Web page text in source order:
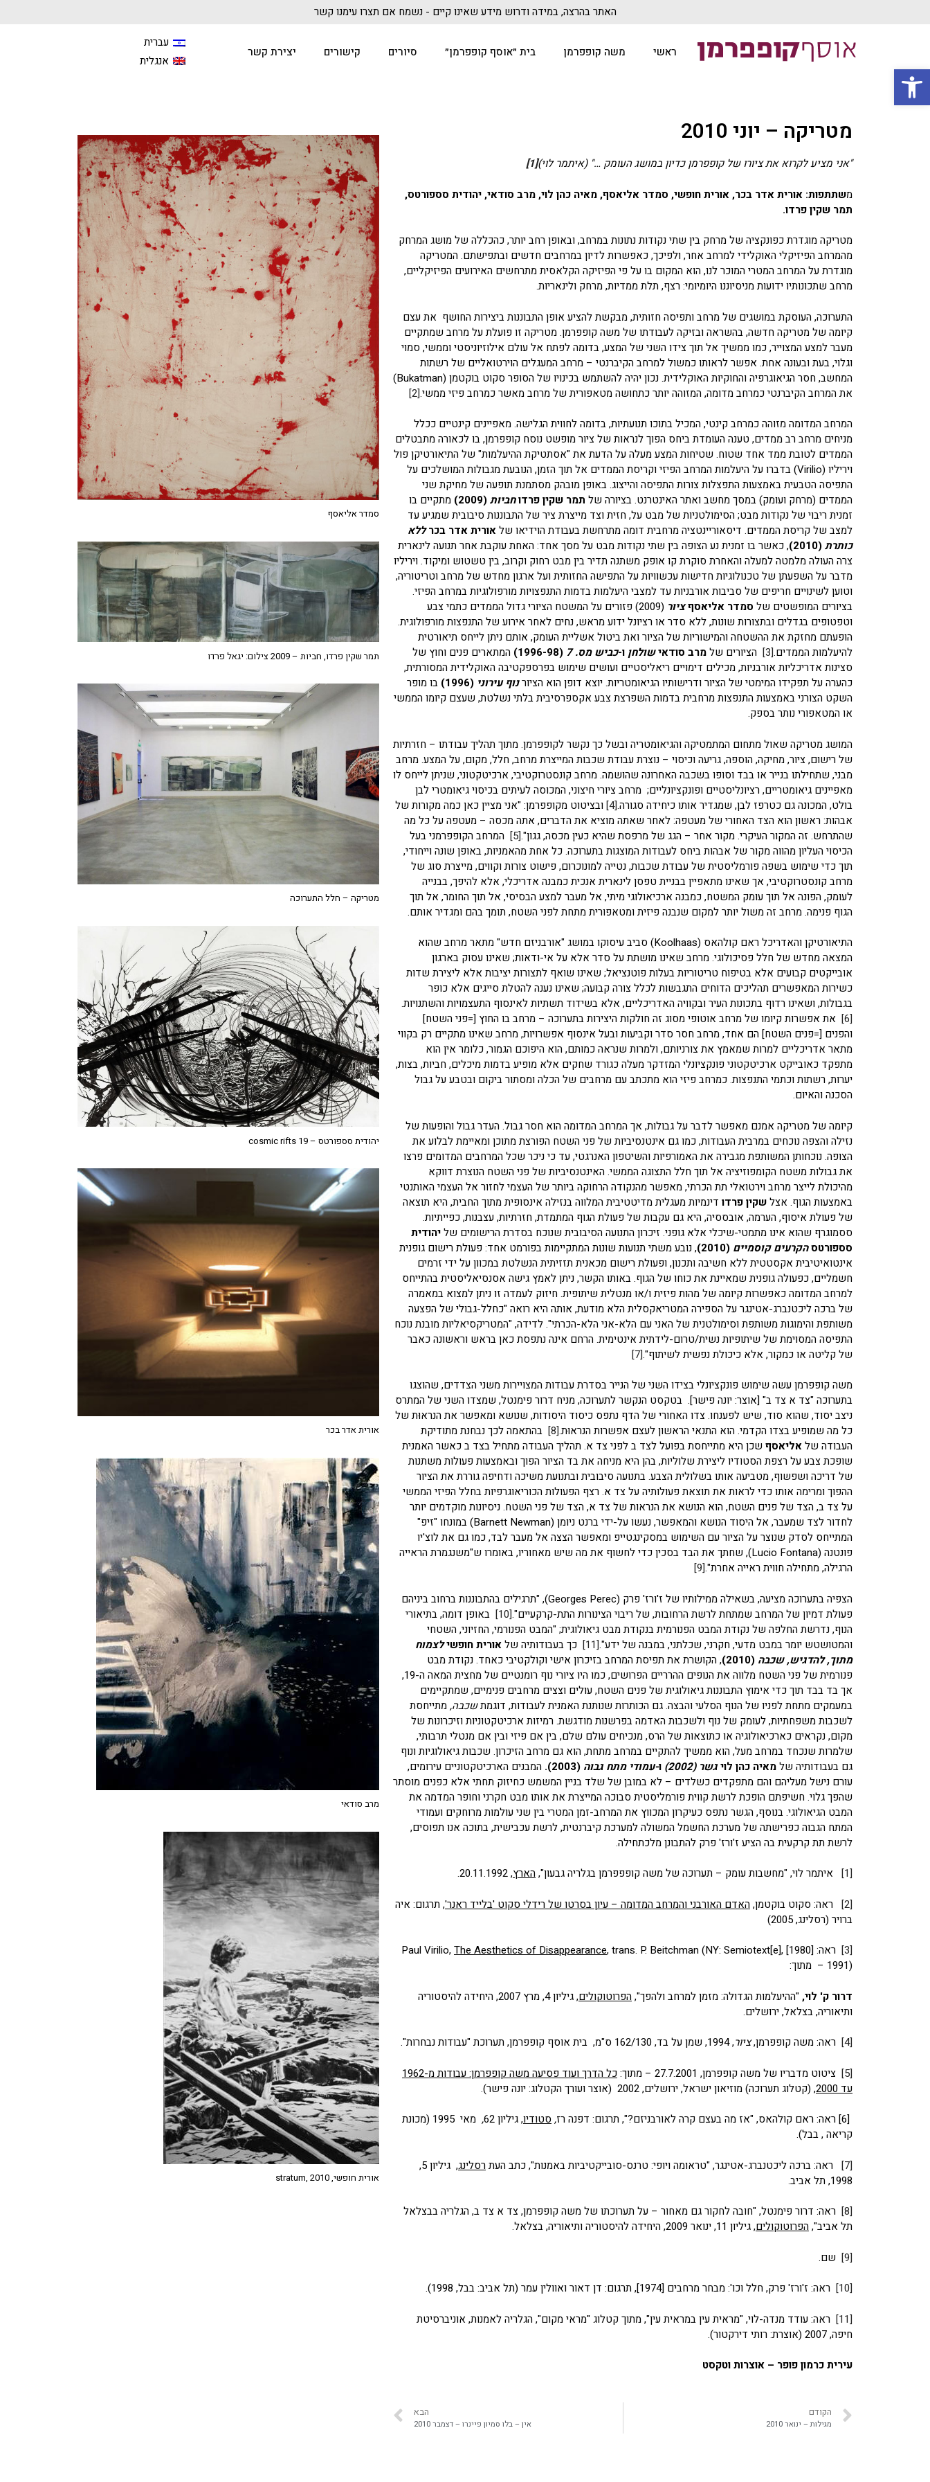
האתר בהרצה, במידה ודרוש מידע שאינו קיים - נשמח אם תצרו עימנו קשר
ראשי משה קופפרמן בית ״אוסף קופפרמן״ סיורים קישורים יצירת קשר
עברית
אנגלית
מטריקה – יוני 2010
"אני מציע לקרוא את ציורו של קופפרמן כדיון במושג העומק …" (איתמר לוי)
[1]
משתתפות: אורית אדר בכר, אורית חופשי, סמדר אליאסף, מאיה כהן לוי, מרב סודאי, יהודית סספורטס,
תמר שקין פרדו.
מטריקה מוגדרת כפונקציה של מרחק בין שתי נקודות נתונות במרחב, ובאופן רחב יותר, כהכללה של מושג המרחק
מהמרחב הפיזיקלי האוקלידי למרחב אחר, ולפיכך, כאפשרות לדיון במרחבים חדשים ובתפישתם. המטריקה
מוגדרת על המרחב המטרי המוכר לנו, הוא המקום בו על פי הפיזיקה הקלאסית מתרחשים האירועים הפיזיקליים,
מרחב שתכונותיו ידועות מניסיוננו היומיומי: רצף, תלת ממדיות, מרחק ולינאריות.
התערוכה, העוסקת במושגים של מרחב ותפיסה חזותית, מבקשת להציע אופן התבוננות ביצירות החושף את עצם
קיומה של מטריקה חדשה, בהשראה ובזיקה לעבודתו של משה קופפרמן. מטריקה זו פועלת על מרחב שמתקיים
מעבר למצע המצוייר, כמו ממשיך אל תוך צידו השני של המצע, בדומה לפתח אל עולם אילוזיוניסטי וממשי, סמוי
וגלוי, בעת ובעונה אחת. אפשר לראותו כמשול למרחב הקיברנטי – מרחב המעגלים הוירטואליים של רשתות
המחשב, חסר הגיאוגרפיה והחוקיות האוקלידית. נכון יהיה להשתמש בכינויו של הסופר סקוט בוקטמן (Bukatman)
את המרחב הקיברנטי כמרחב מדומה, המזוהה יותר כתחושה מטאפורית של מרחב מאשר כמרחב פיזי ממשי.[2]
המרחב המדומה מזוהה כמרחב קינטי, המכיל בתוכו תנועתיות, בדומה לחווית הגלישה. מאפיינים קינטיים ככלל
מניחים מרחב רב ממדים, טענה העומדת ביחס הפוך לנראות של ציור מופשט נוסח קופפרמן, בו לכאורה מתבטלים
הממדים לטובת ממד אחד שטוח. שטיחות המצע מעלה על הדעת את "אסתטיקת ההיעלמות" של התיאורטיקן פול
ויריליו (Virilio) בדברו על היעלמות המרחב הפיזי וקריסת הממדים אל תוך הזמן, הנובעת מגבולות המושלכים על
התפיסה הטבעית באמצעות התפצלות צורות התפיסה והייצוג. באופן מובהק מסתמנת תופעה של מחיקת שני
הממדים (מרחק ועומק) במסך מחשב ואתר האינטרנט. בציורה של תמר שקין פרדוחביות(2009)
מתקיים בו
זמנית ריבוי של נקודות מבט; הסימולטניות של מבט על, חזית וצד מייצרת ציר של התבוננות סיבובית שמגיע עד
למצב של קריסת הממדים. דיסאוריינטציה מרחבית דומה מתרחשת בעבודת הוידיאו שלאורית אדר בכרללא
כותרת(2010)
, כאשר בו זמנית נע הצופה בין שתי נקודות מבט על מסך אחד: האחת עוקבת אחר תנועה לינארית
צרה העולה מלמטה למעלה והאחרת סוקרת קו אופק משתנה תדיר בין מבט רחוק וקרוב, בין טשטוש ומיקוד. ויריליו
מדבר על השפעתן של טכנולוגיות חדישות עכשוויות על התפישה החזותית ועל ארגון מחדש של מרחב וטריטוריה,
וטוען לשינויים חריפים של סביבות אורבניות עד למצבי היעלמות בדמות התנפצויות מורפולוגיות במרחב הפיזי.
בציורים המופשטים של סמדר אליאסףציור
(2009) פזורים על המשטח הציורי גדול הממדים כתמי צבע
וטפטופים בגדלים ובתצורות שונות, ללא סדר או רציונל ידוע מראש, נחים לאחר אירוע של התנפצות מורפולוגית.
הופעתם מחזקת את ההשטחה והמישוריות של הציור ואת ביטול אשליית העומק, אותם ניתן לייחס תיאורטית
להיעלמות הממדים.[3] הציורים שלמרב סודאישולחן ו-כביש מס. 7 (1996-98)
המתארים פנים וחוץ של
סצינות אדריכליות אורבניות, מכילים דימויים ריאליסטיים ועושים שימוש בפרספקטיבה האוקלידית המסורתית,
כהערה על תפקידו המימטי של הציור ודרישותיו הגיאומטריות. יוצא דופן הוא הציורנוף עירוני (1996)
בו מופר
השקט הצורני באמצעות התנפצות מרחבית בדמות השפרצת צבע אקספרסיבית בלתי נשלטת, שעצם קיומו הממשי
או המטאפורי נותר בספק.
המושג מטריקה שאול מתחום המתמטיקה והגיאומטריה ובשל כך נקשר לקופפרמן. מתוך תהליך עבודתו – חזרתיות
של רישום, ציור, מחיקה, הוספה, גריעה וכיסוי – נוצרת עבודת שכבות המייצרת מרחב, חלל, מקום, על המצע. מרחב
מבני, שתחילתו בנייר או בבד וסופו בשכבה האחרונה שהושמה. מרחב קונסטרוקטיבי, ארכיטקטוני, שניתן לייחס לו
מאפיינים גיאומטריים, רציונליסטיים ופונקציונליים; מרחב ציורי חיצוני, המכוסה לעיתים בכיסוי גיאומטרי לבן
בולט, המכונה גם כטרפז לבן, שמגדיר אותו כיחידה סגורה.[4]
ובציטוט מקופפרמן: "אני מציין כאן כמה מקורות של
אבהות: ראשון הוא הצד האחורי של מעטפה: לאחר שאתה מוציא את הדברים, אתה מכסה – מעטפה על כל מה
שהתרחש. זה המקור העיקרי. מקור אחר – הגג של מרפסת שהיא כעין מכסה, גגון".[5]
המרחב הקופפרמני בעל
הכיסוי העליון מהווה מקור של אבהות ביחס לעבודות המוצגות בתערוכה. כל אחת מהאמניות, באופן שונה וייחודי,
תוך כדי שימוש בשפה פורמליסטית של עבודת שכבות, נטייה למונוכרום, פישוט צורות וקווים, מייצרת סוג של
מרחב קונסטרוקטיבי, אך שאינו מתאפיין בבניית טפסן לינארית אנכית כמבנה אדריכלי, אלא להיפך, בבנייה
לעומק, הפונה אל תוך עומק המשטח, כמבנה ארכיאולוגי מיתי, אל מעבר למצע הבסיסי, אל תוך החומר, אל תוך
הגוף פנימה. מרחב זה משול יותר למקום שנבנה פיזית ומטאפורית מתחת לפני השטח, תומך בהם ומגדיר אותם.
התיאורטיקן והאדריכל ראם קולהאס (Koolhaas) סביב עיסוקו במושג "אורבניזם חדש" מתאר מרחב שהוא
המצאה מחדש של חלל פסיכולוגי. מרחב שאינו מושתת על סדר אלא על אי-ודאות; שאינו עסוק בארגון
אובייקטים קבועים אלא בטיפוח טריטוריות בעלות פוטנציאל; שאינו שואף לתצורות יציבות אלא ליצירת שדות
כשירות המאפשרים תהליכים הדוחים התגבשות לכלל צורה קבועה; שאינו נענה להטלת סייגים אלא כופר
בגבולות, ושאינו רדוף בתכונות העיר ובקוויה האדריכליים, אלא בשידוד תשתיות לאינסוף התעצמויות והשתנויות.
[6]
את אפשרות קיומו של מרחב אוטופי מסוג זה חולקות היצירות בתערוכה – מרחב בו החוץ [=פני השטח]
והפנים [=פנים השטח] הם אחד, מרחב חסר סדר וקביעות ובעל אינסוף אפשרויות, מרחב שאינו מתקיים רק בקווי
מתאר אדריכליים למרות שמאמץ את צורניותם, ולמרות שנראה כמותם, הוא היפוכם הגמור, כלומר אין הוא
מתפקד כאובייקט ארכיטקטוני פונקציונלי המזדקר מעלה כגורד שחקים אלא מופיע בדמות מיכלים, חביות, בצות,
יערות, רשתות וכתמי התנפצות. כמרחב פיזי הוא מתכתב עם מרחבים של הכלה ומסתור ביקום ובטבע על גבול
הסכנה והאיום.
קיומה של מטריקה אמנם מאפשר לדבר על גבולות, אך המרחב המדומה הוא חסר גבול. העדר גבול והופעות של
נזילה והצפה נוכחים במרבית העבודות, כמו גם אינטנסיביות של פני השטח הפורצת מתוכן ומאיימת לבלוע את
הצופה. נוכחותן המשותפת מגבירה את האמורפיות והשיטפון האנרגטי, עד כי ניכר שכל המרחבים המדומים פרצו
את גבולות משטח הקומפוזיציה אל תוך חלל התצוגה הממשי. האינטנסיביות של פני השטח הנוצרת דווקא
מהיכולת לייצר מרחב וירטואלי תת הכרתי, מאפשר מהנקודה הרחוקה ביותר של העצמי לחזור אל העצמי האותנטי
באמצעות הגוף. אצלשקין פרדו דינמיות מעגלית מדיטטיבית המלווה בנזילה אינסופית מתוך החבית, היא תוצאה
של פעולת איסוף, הערמה, אובססיה, היא גם עקבות של פעולת הגוף המתמדת, חזרתיות, עצבנות, כפייתיות.
ססמוגרף שהוא אינו מתמטי-שיכלי אלא גופני. זיכרון התנועה הסיבובית שנוכח בסדרת הרישומים שליהודית
סספורטסהקרעים קוסמיים (2010)
, נובע משתי תנועות שונות המתקיימות בפורמט אחד: פעולת רישום גופנית
אינטואיטיבית אקסטטית ללא חשיבה ותכנון, ופעולת רישום מכאנית תזזיתית הנשלטת במכוון על ידי זרמים
חשמליים, כפעולה גופנית שמאיינת את כוחו של הגוף. באותו הקשר, ניתן לאמץ גישה אסנסיאליסטית בהתייחס
למרחב המדומה כאפשרות קיומה של מהות פיזית ו/או מנטלית שיתופית. חיזוק לעמדה זו ניתן למצוא במאמרה
של ברכה ליכטנברג-אטינגר על הספירה המטריאקסלית הלא מודעת, אותה היא רואה "כחלל-גבולי של הפצעה
משותפת והימוגות משותפת וסימולטנית של האני עם הלא-אני הלא-הכרתי". לדידה, "המטריקסיאליות מובנת נוכח
התפיסה המסוימת של שיתופיות נשית/טרום-לידתית אינטימית. הרחם אינה נתפסת כאן בראש וראשונה כאבר
של קליטה או כמקור, אלא כיכולת נפשית לשיתוף".[7]
משה קופפרמן עשה שימוש פונקציונלי בצידו השני של הנייר בסדרת עבודות המצויירות משני הצדדים, שהוצגו
בתערוכה "צד א צד ב" [אוצר: יונה פישר]. בטקסט הנקשר לתערוכה, מניח דרור פימנטל, שמצדו השני של המתרס
ניצב יסוד, שהוא סוד, שיש לפענחו. צדו האחורי של הדף נתפס כיסוד היסודות, שנושא ומאפשר את הנראוּת של
כל מה שמופיע בצדו הקדמי. הוא התנאי הראשון לעצם אפשרות הנראוּת.[8]
בהתאמה לכך נבחנת מתודיקת
העבודה שלאליאסף שכן היא מתייחסת בפועל לצד ב לפני צד א. תהליך העבודה מתחיל בצד ב כאשר האמנית
שופכת צבע על רצפת הסטודיו ליצירת שלוליות, בהן היא מניחה את בד הציור הפוך ובאמצעות פעולות משתנות
של דריכה ושפשוף, מטביעה אותו בשלולית הצבע. בתנועה סיבובית ובתנועת משיכה ודחיפה גוררת את הציור
ההפוך ומרימה אותו כדי לראות את תוצאת פעולותיה על צד א. רצף הפעולות הכוריאוגרפיות בחלל הפיזי הממשי
על צד ב, הצד של פנים השטח, הוא הנושא את הנראות של צד א, הצד של פני השטח. ניסיונות מוקדמים יותר
לחדור לצד שמעבר, אל היסוד הנושא והמאפשר, נעשו על-ידי ברנט ניומן (Barnett Newman) במונחו "זיפ"
המתייחס לסדק שנוצר על הציור עם השימוש במסקינגטייפ ומאפשר הצצה אל מעבר לבד, כמו גם את לוצ'יו
פונטנה (Lucio Fontana), שחתך את הבד בסכין כדי לחשוף את מה שיש מאחוריו, באומרו ש"משנגמרת הראייה
הרגילה, מתחילה חווית ראייה אחרת".[9]
הצפיה בתערוכה מציעה, בשאילה ממילותיו של ז'ורז' פרק (Georges Perec‏), "תרגילים בהתבוננות ברחוב ביניהם
פעולת דמיון של המרחב שמתחת לרשת הרחובות, של ריבוי הצינורות התת-קרקעיים".[10]
באופן דומה, בתיאורי
הנוף, נדרשת החלפה של נקודת המבט הפנורמית בנקודת מבט גיאולוגית; "המבט הפנורמי, החזיוני, השטחי
והמטושטש יומר במבט מדעי, חקרני, שכלתני, במבנה של ידע".[11] כך בעבודותיה שלאורית חופשילצמוח
מתוך, להדגיש, שכבה (2010)
, הקושרת את תפיסת המרחב בזיכרון אישי וקולקטיבי כאחד. נקודת מבט
פנורמית של פני השטח מלווה את הנופים ההרריים הפרושים, כמו היו ציורי נוף רומנטיים של מחצית המאה ה-19,
אך בד בבד תוך כדי אימוץ התבוננות גיאולוגית של פנים השטח, עולים וצצים מרחבים פנימיים, שמתקיימים
במעמקים מתחת לפניו של הנוף הסלעי והבצה. גם הכותרות שנותנת האמנית לעבודות, דוגמתשכבה,מתייחסת
לשכבות משפחתיות, לעומק של נוף ולשכבות האדמה בפרשנות מודגשת. רמיזות ארכיטקטוניות וזיכרונות של
מקום, נקראים כארכיאולוגיה או כתוצאות של הרס, מנכיחים עולם שלם, בין אם פיזי ובין אם מנטלי תרבותי,
שלמרות שנכחד במרחב מעל, הוא ממשיך להתקיים במרחב מתחת, הוא גם מרחב הזיכרון. שכבות גיאולוגיות ונוף
גם בעבודותיה שלמאיה כהן לויגשר (2002) ו-עמודי מתח גבוה (2003).
המבנים הארכיטקטוניים עירומים,
עורם נישל מעליהם והם מתפקדים כשלדים – לא במובן של שלד בניין המשמש כחיזוק תחתי אלא כפנים מוסתר
שהפך גלוי. חשיפתם הופכת לרשת קווית פורמליסטית סבוכה המייצרת את אותו מבט חקרני וחופר המדמה את
המבט הגיאולוגי. בנוסף, הגשר נתפס כעיקרון המכווץ את המרחב-זמן המטרי בין שני עולמות מרוחקים ועמודי
המתח הגבוה כפרישתה של מערכת החשמל המשולה למערכת קיברנטית, לרשת עכבישית, בתוכה אנו תפוסים,
לרשת תת קרקעית בה הציע ז'ורז' פרק להתבונן מלכתחילה.
[1] איתמר לוי, "מחשבות עומק – תערוכה של משה קופפפרמן בגלריה גבעון", הארץ, 20.11.1992.
[2] ראה: סקוט בוקטמן, האדם האורבני והמרחב המדומה – עיון בסרטו של רידלי סקוט 'בלייד ראנר', תרגום: איה
ברויר (רסלינג, 2005)
[3] ראה: Paul Virilio, The Aesthetics of Disappearance, trans. P. Beitchman (NY: Semiotext[e], [1980]
1991) – מתוך:
דרור ק' לוי, "ההיעלמות הגדולה: מזמן למרחב ולהפך", הפרוטוקולים
, גיליון 4, מרץ 2007, היחידה להיסטוריה
ותיאוריה, בצלאל, ירושלים.
[4] ראה: משה קופפרמן,ציור, 1994, שמן על בד, 162/130 ס"מ, בית אוסף קופפרמן, תערוכת "עבודות נבחרות".
[5] ציטוט מדבריו של משה קופפרמן, 27.7.2001 – מתוך:
כל הדרך ועוד פסיעה משה קופפרמן: עבודות מ-1962
עד 2000
, (קטלוג תערוכה) מוזיאון ישראל, ירושלים, 2002 (אוצר ועורך הקטלוג: יונה פישר).
[6] ראה: ראם קולהאס, "אז מה בעצם קרה לאורבניזם?", תרגום: דפנה רז , סטודיו, גיליון 62 ,
מאי 1995 (מכונת
קריאה , בבל).
[7] ראה: ברכה ליכטנברג-אטינגר, "טראומה ויופי: טרנס-סובייקטיביות באמנות", כתב העתרסלינג
, גיליון 5,
1998, תל אביב.
[8]
ראה: דרור פימנטל, "חובה לחקור גם מאחור – על תערוכתו של משה קופפרמן, צד א צד ב, הגלריה בבצלאל
תל אביב", הפרוטוקולים, גיליון 11, ינואר 2009, היחידה להיסטוריה ותיאוריה, בצלאל.
[9] שם.
[10] ראה: ז'ורז' פרק, חלל וכו': מבחר מרחבים [1974], תרגום: דן דאור ואוולין עמר (תל אביב: בבל, 1998).
[11]
ראה: עודד מנדה-לוי, "מראית עין במראית עין", מתוך קטלוג "מראי מקום", הגלריה לאמנות, אוניברסיטת
חיפה, 2007 (אוצרת: רותי דירקטור).
עירית כרמון פופר – אוצרות וטקסט
הקודם
מגילות – ינואר 2010‎
הבא
אין – בלו סמיון פיינרו – דצמבר 2010‎
סמדר אליאסף
תמר שקין פרדו, חביות – 2009 צילום: יגאל פרדו
מטריקה – חלל התערוכה
יהודית סספורטס – cosmic rifts 19
אורית אדר בכר
מרב סודאי
אורית חופשי, stratum, 2010
פתח סרגל נגישות